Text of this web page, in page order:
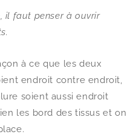
il faut penser à ouvrir
à ce que les deux
endroit contre endroit,
soient aussi endroit
les bord des tissus et on